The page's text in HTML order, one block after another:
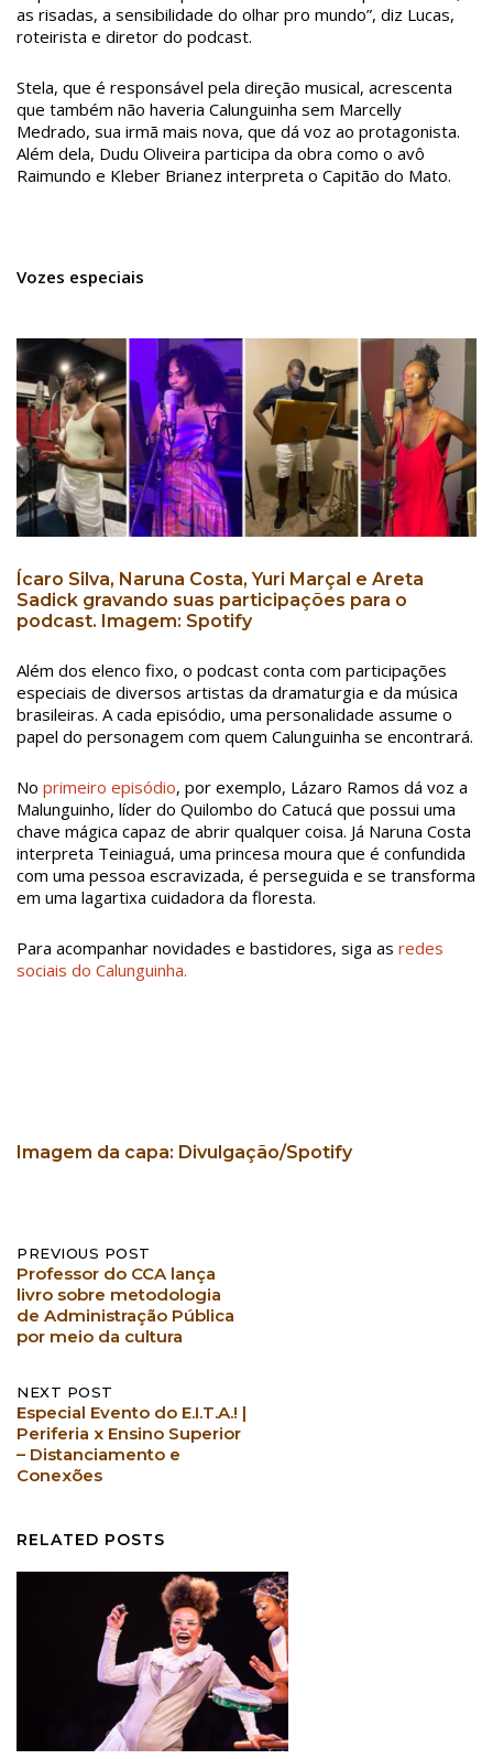
as risadas, a sensibilidade do olhar pro mundo”, diz Lucas,
roteirista e diretor do podcast.
Stela, que é responsável pela direção musical, acrescenta
que também não haveria Calunguinha sem Marcelly
Medrado, sua irmã mais nova, que dá voz ao protagonista.
Além dela, Dudu Oliveira participa da obra como o avô
Raimundo e Kleber Brianez interpreta o Capitão do Mato.
Vozes especiais
Ícaro Silva, Naruna Costa, Yuri Marçal e Areta
Sadick gravando suas participações para o
podcast. Imagem: Spotify
Além dos elenco fixo, o podcast conta com participações
especiais de diversos artistas da dramaturgia e da música
brasileiras. A cada episódio, uma personalidade assume o
papel do personagem com quem Calunguinha se encontrará.
No primeiro episódio, por exemplo, Lázaro Ramos dá voz a
Malunguinho, líder do Quilombo do Catucá que possui uma
chave mágica capaz de abrir qualquer coisa. Já Naruna Costa
interpreta Teiniaguá, uma princesa moura que é confundida
com uma pessoa escravizada, é perseguida e se transforma
em uma lagartixa cuidadora da floresta.
Para acompanhar novidades e bastidores, siga as redes
sociais do Calunguinha.
Imagem da capa: Divulgação/Spotify
Post
navigation
PREVIOUS POST
Professor do CCA lança
livro sobre metodologia
de Administração Pública
por meio da cultura
NEXT POST
Especial Evento do E.I.T.A.! |
Periferia x Ensino Superior
– Distanciamento e
Conexões
RELATED POSTS